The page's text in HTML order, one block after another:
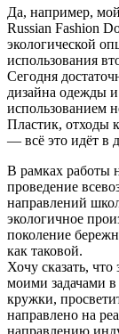
Да, например,
Russian Fashion
экологической
использования
Сегодня
дизайна одежды
использованием
Пластик, отходы
— всё это идёт в
В рамках работы
проведение
направлений
экологичное
поколение
как таковой.
Хочу сказать, что
моими задачами
кружки,
направлено на
направлению